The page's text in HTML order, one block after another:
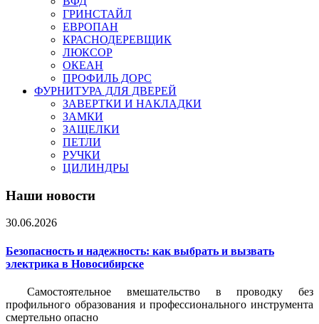
ГРИНСТАЙЛ
ЕВРОПАН
КРАСНОДЕРЕВЩИК
ЛЮКСОР
ОКЕАН
ПРОФИЛЬ ДОРС
ФУРНИТУРА ДЛЯ ДВЕРЕЙ
ЗАВЕРТКИ И НАКЛАДКИ
ЗАМКИ
ЗАЩЕЛКИ
ПЕТЛИ
РУЧКИ
ЦИЛИНДРЫ
Наши новости
30.06.2026
Безопасность и надежность: как выбрать и вызвать
электрика в Новосибирске
Самостоятельное вмешательство в проводку без
профильного образования и профессионального инструмента
смертельно опасно